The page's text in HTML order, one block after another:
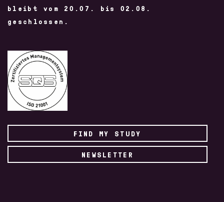
bleibt vom 20.07. bis 02.08.
geschlossen.
FIND MY STUDY
NEWSLETTER